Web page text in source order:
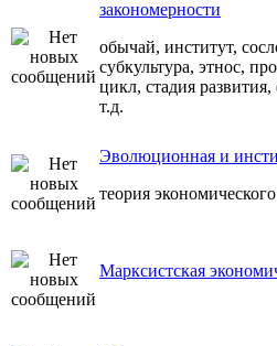
закономерности
обычай, институт,
субкультура, этнос,
цикл, стадия
т.д.
Эволюционная и
теория
Марксистская